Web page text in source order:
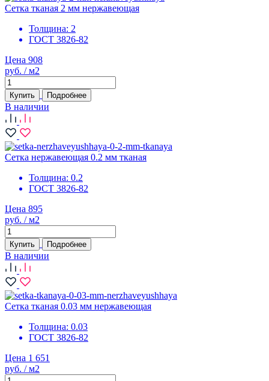
Сетка тканая 2 мм нержавеющая
Толщина: 2
ГОСТ 3826-82
Цена 908
руб. / м2
Купить Подробнее
В наличии
Сетка нержавеющая 0.2 мм тканая
Толщина: 0.2
ГОСТ 3826-82
Цена 895
руб. / м2
Купить Подробнее
В наличии
Сетка тканая 0.03 мм нержавеющая
Толщина: 0.03
ГОСТ 3826-82
Цена 1 651
руб. / м2